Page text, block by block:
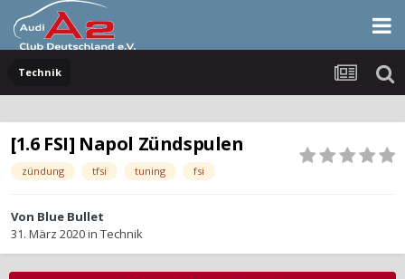
Technik
[1.6 FSI] Napol Zündspulen
zündung tfsi tuning fsi
Von Blue Bullet
31. März 2020in Technik